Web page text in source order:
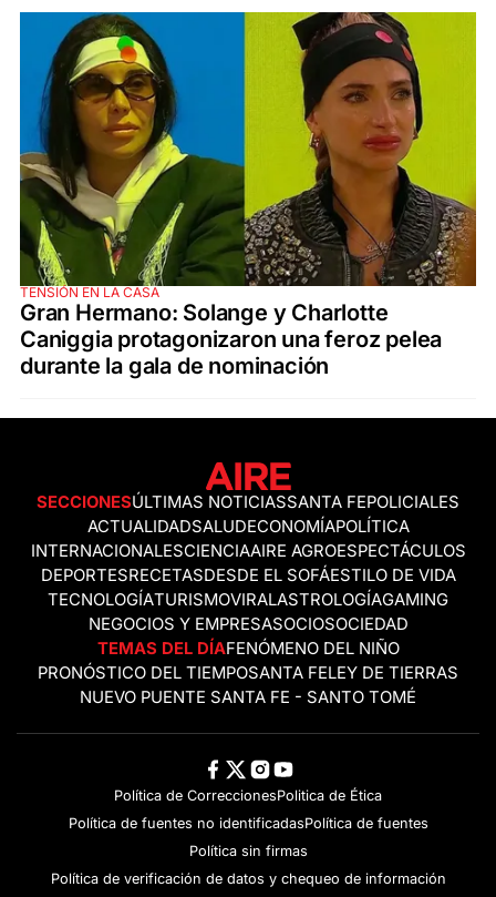
TENSIÓN EN LA CASA
Gran Hermano: Solange y Charlotte
Caniggia protagonizaron una feroz pelea
durante la gala de nominación
SECCIONESÚLTIMAS NOTICIASSANTA FEPOLICIALES
ACTUALIDADSALUDECONOMÍAPOLÍTICA
INTERNACIONALESCIENCIAAIRE AGROESPECTÁCULOS
DEPORTESRECETASDESDE EL SOFÁESTILO DE VIDA
TECNOLOGÍATURISMOVIRALASTROLOGÍAGAMING
NEGOCIOS Y EMPRESASOCIOSOCIEDAD
TEMAS DEL DÍAFENÓMENO DEL NIÑO
PRONÓSTICO DEL TIEMPOSANTA FELEY DE TIERRAS
NUEVO PUENTE SANTA FE - SANTO TOMÉ
Política de CorreccionesPolitica de Ética
Política de fuentes no identificadasPolítica de fuentes
Política sin firmas
Política de verificación de datos y chequeo de información